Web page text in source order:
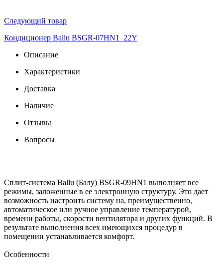
Следующий товар
Кондиционер Ballu BSGR-07HN1_22Y
Описание
Характеристики
Доставка
Наличие
Отзывы
Вопросы
Сплит-система Ballu (Балу) BSGR-09HN1 выполняет все
режимы, заложенные в ее электронную структуру. Это дает
возможность настроить систему на, преимущественно,
автоматическое или ручное управление температурой,
времени работы, скорости вентилятора и других функций. В
результате выполнения всех имеющихся процедур в
помещении устанавливается комфорт.
Особенности